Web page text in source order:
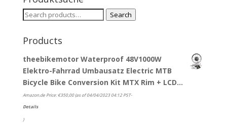
Search
Search
Products
theebikemotor Waterproof 48V1000W
Elektro-Fahrrad Umbausatz Electric MTB
Bicycle Bike Conversion Kit MTX Rim + LCD…
Amazon.de Price:€350,00(as of 04/04/2023 04:12 PST-
Details
)